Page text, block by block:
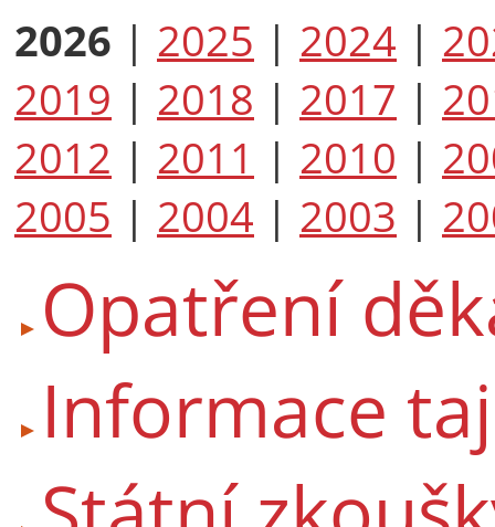
2026 | 2025 | 2024 |
2019 | 2018 | 2017 |
2012 | 2011 | 2010 |
2005 | 2004 | 2003 |
Opatření
Informace